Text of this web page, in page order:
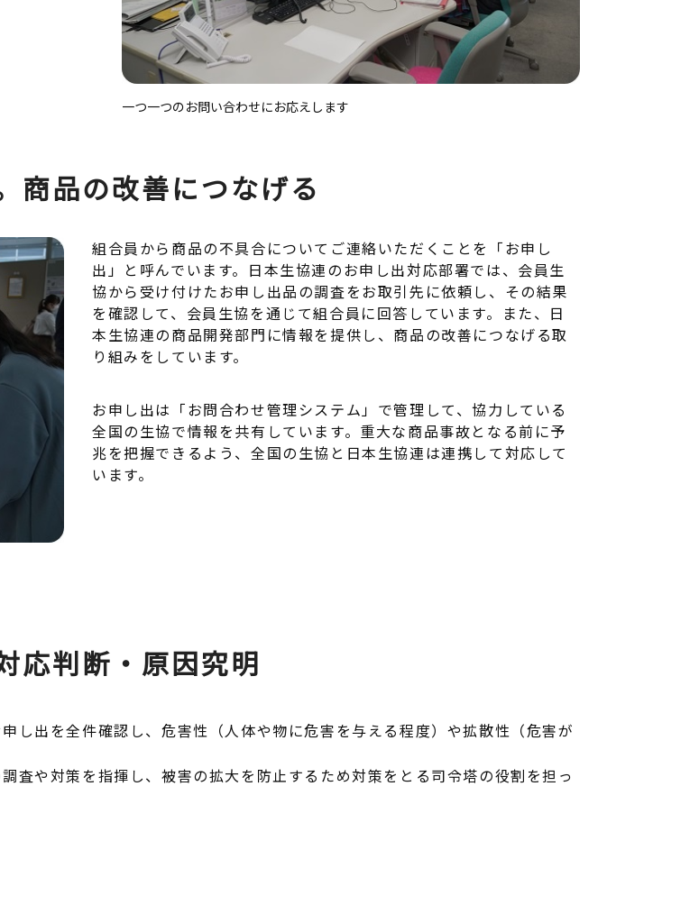
一つ一つのお問い合わせにお応えします
商品の改善につなげる
組合員から商品の不具合についてご連絡いただくことを「お申し
出」と呼んでいます。日本生協連のお申し出対応部署では、会員生
協から受け付けたお申し出品の調査をお取引先に依頼し、その結果
を確認して、会員生協を通じて組合員に回答しています。また、日
本生協連の商品開発部門に情報を提供し、商品の改善につなげる取
り組みをしています。
お申し出は「お問合わせ管理システム」で管理して、協力している
全国の生協で情報を共有しています。重大な商品事故となる前に予
兆を把握できるよう、全国の生協と日本生協連は連携して対応して
います。
応判断・原因究明
し出を全件確認し、危害性（人体や物に危害を与える程度）や拡散性（危害が
査や対策を指揮し、被害の拡大を防止するため対策をとる司令塔の役割を担っ